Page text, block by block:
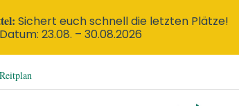
Reitplan
Sichert euch schnell die letzten Plätze!
Datum: 23.08. – 30.08.2026